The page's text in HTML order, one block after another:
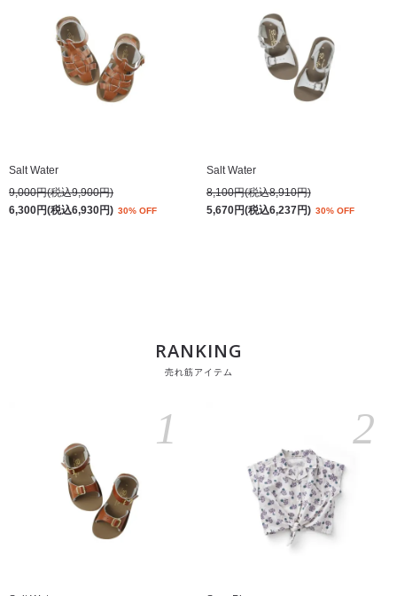
Salt Water
9,000円(税込9,900円)
6,300円(税込6,930円) 30% OFF
Salt Water
8,100円(税込8,910円)
5,670円(税込6,237円) 30% OFF
RANKING
売れ筋アイテム
1 2